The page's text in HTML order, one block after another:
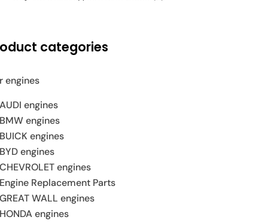
categories
engines
AUDI engines
BMW engines
BUICK engines
BYD engines
CHEVROLET engines
Engine Replacement Parts
GREAT WALL engines
HONDA engines